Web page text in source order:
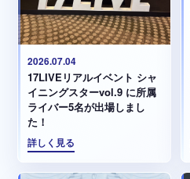
2026.07.04
17LIVEリアルイベント シャ
イニングスターvol.9 に所属
ライバー5名が出場しまし
た！
詳しく見る